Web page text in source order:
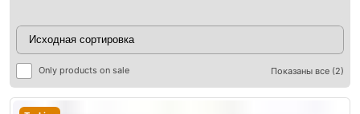
Only products on sale Показаны все (2)